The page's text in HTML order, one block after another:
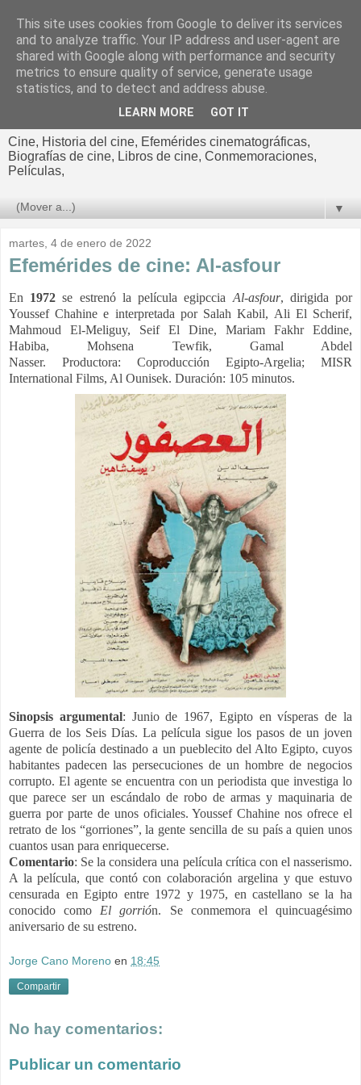
El cultural
cinematográfico de Jorge
Cine, Historia del cine, Efemérides cinematográficas,
Biografías de cine, Libros de cine, Conmemoraciones,
Películas,
▼
martes, 4 de enero de 2022
Efemérides de cine: Al-asfour
En 1972 se estrenó la película egipccia Al-asfour, dirigida por
Youssef Chahine e interpretada por Salah Kabil, Ali El Scherif,
Mahmoud El-Meliguy, Seif El Dine, Mariam Fakhr Eddine,
Habiba, Mohsena Tewfik, Gamal Abdel
Nasser. Productora: Coproducción Egipto-Argelia; MISR
International Films, Al Ounisek. Duración: 105 minutos.
Sinopsis argumental: Junio de 1967, Egipto en vísperas de la
Guerra de los Seis Días. La película sigue los pasos de un joven
agente de policía destinado a un pueblecito del Alto Egipto, cuyos
habitantes padecen las persecuciones de un hombre de negocios
corrupto. El agente se encuentra con un periodista que investiga lo
que parece ser un escándalo de robo de armas y maquinaria de
guerra por parte de unos oficiales. Youssef Chahine nos ofrece el
retrato de los “gorriones”, la gente sencilla de su país a quien unos
cuantos usan para enriquecerse.
Comentario: Se la considera una película crítica con el nasserismo.
A la película, que contó con colaboración argelina y que estuvo
censurada en Egipto entre 1972 y 1975, en castellano se la ha
conocido como El gorrión. Se conmemora el quincuagésimo
aniversario de su estreno.
Jorge Cano Moreno en 18:45
Compartir
No hay comentarios:
Publicar un comentario
This site uses cookies from Google to deliver its services
and to analyze traffic. Your IP address and user-agent are
shared with Google along with performance and security
metrics to ensure quality of service, generate usage
statistics, and to detect and address abuse.
LEARN MORE GOT IT